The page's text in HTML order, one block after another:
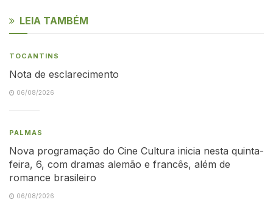
LEIA TAMBÉM
TOCANTINS
Nota de esclarecimento
06/08/2026
PALMAS
Nova programação do Cine Cultura inicia nesta quinta-
feira, 6, com dramas alemão e francês, além de
romance brasileiro
06/08/2026